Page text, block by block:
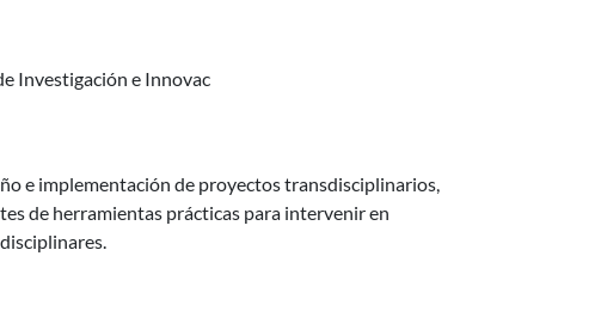
emprendimientos de base científico-tecnológica
Investigación e Innovac
abiertas hasta el 7/5)
e implementación de proyectos transdisciplinarios,
de herramientas prácticas para intervenir en